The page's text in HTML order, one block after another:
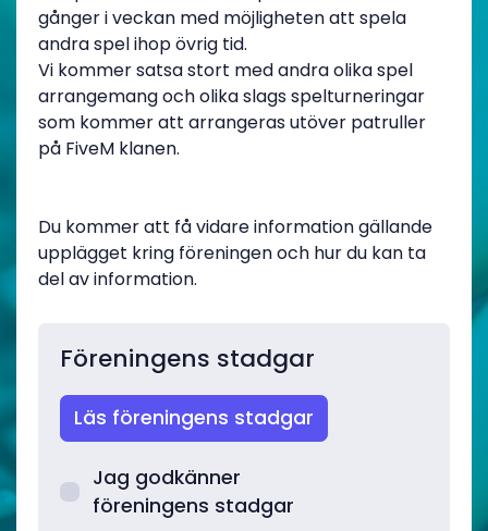
gånger i veckan med möjligheten att spela
andra spel ihop övrig tid.
Vi kommer satsa stort med andra olika spel
arrangemang och olika slags spelturneringar
som kommer att arrangeras utöver patruller
på FiveM klanen.
Du kommer att få vidare information gällande
upplägget kring föreningen och hur du kan ta
del av information.
Föreningens stadgar
Läs föreningens stadgar
Jag godkänner
föreningens stadgar